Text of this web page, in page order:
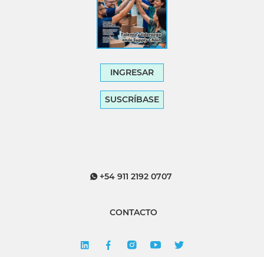
INGRESAR
SUSCRÍBASE
+54 911 2192 0707
CONTACTO